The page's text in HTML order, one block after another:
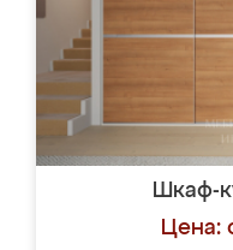
Шкаф-
Цена: